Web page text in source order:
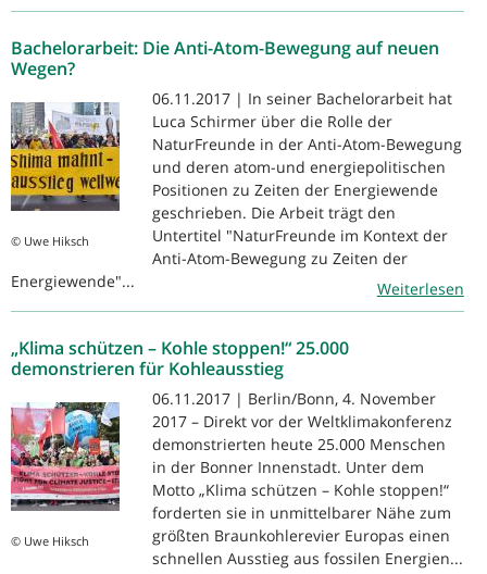
Bachelorarbeit: Die Anti-Atom-Bewegung auf neuen
Wegen?
© Uwe Hiksch
06.11.2017 | In seiner Bachelorarbeit hat
Luca Schirmer über die Rolle der
NaturFreunde in der Anti-Atom-Bewegung
und deren atom-und energiepolitischen
Positionen zu Zeiten der Energiewende
geschrieben. Die Arbeit trägt den
Untertitel "NaturFreunde im Kontext der
Anti-Atom-Bewegung zu Zeiten der
Energiewende"...
Weiterlesen
„Klima schützen – Kohle stoppen!“ 25.000
demonstrieren für Kohleausstieg
© Uwe Hiksch
06.11.2017 | Berlin/Bonn, 4. November
2017 – Direkt vor der Weltklimakonferenz
demonstrierten heute 25.000 Menschen
in der Bonner Innenstadt. Unter dem
Motto „Klima schützen – Kohle stoppen!“
forderten sie in unmittelbarer Nähe zum
größten Braunkohlerevier Europas einen
schnellen Ausstieg aus fossilen Energien...